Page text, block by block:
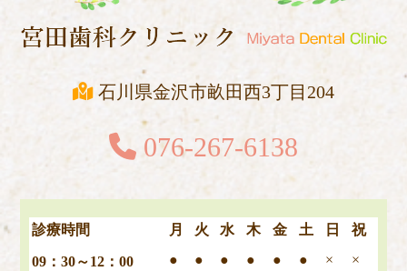
石川県金沢市畝田西3丁目204
076-267-6138
診療時間 月 火 水 木 金 土 日 祝
09：30～12：00 ● ● ● ● ● ● × ×